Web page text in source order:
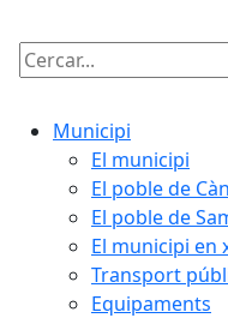
Cercar:
Municipi
El municipi
El poble de
El poble de
El municipi en
Transport
Equipaments